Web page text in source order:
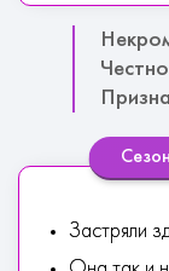
Застряли